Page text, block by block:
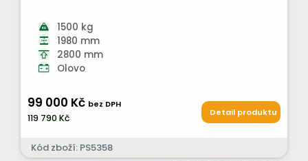
1500 kg
1980 mm
2800 mm
Olovo
99 000 Kč bez DPH
119 790 Kč Detail produktu
Kód zboží: PS5358